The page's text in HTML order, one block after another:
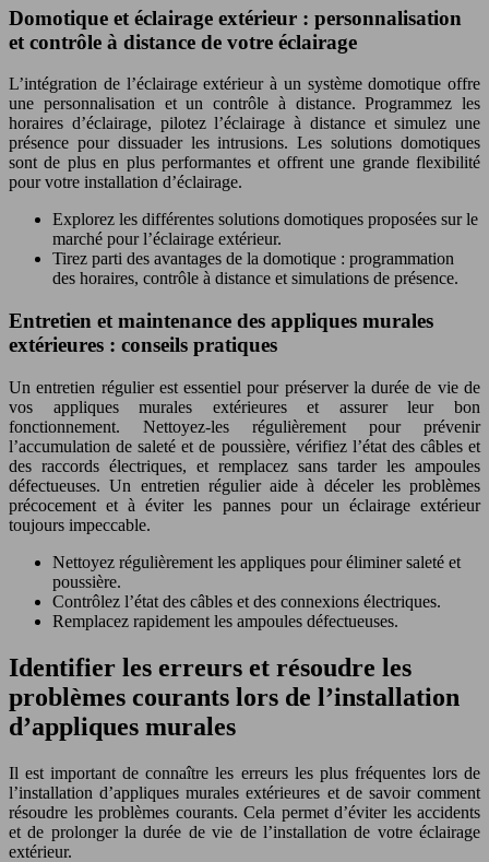
Domotique et éclairage extérieur : personnalisation
et contrôle à distance de votre éclairage
L’intégration de l’éclairage extérieur à un système domotique offre
une personnalisation et un contrôle à distance. Programmez les
horaires d’éclairage, pilotez l’éclairage à distance et simulez une
présence pour dissuader les intrusions. Les solutions domotiques
sont de plus en plus performantes et offrent une grande flexibilité
pour votre installation d’éclairage.
Explorez les différentes solutions domotiques proposées sur le
marché pour l’éclairage extérieur.
Tirez parti des avantages de la domotique : programmation
des horaires, contrôle à distance et simulations de présence.
Entretien et maintenance des appliques murales
extérieures : conseils pratiques
Un entretien régulier est essentiel pour préserver la durée de vie de
vos appliques murales extérieures et assurer leur bon
fonctionnement. Nettoyez-les régulièrement pour prévenir
l’accumulation de saleté et de poussière, vérifiez l’état des câbles et
des raccords électriques, et remplacez sans tarder les ampoules
défectueuses. Un entretien régulier aide à déceler les problèmes
précocement et à éviter les pannes pour un éclairage extérieur
toujours impeccable.
Nettoyez régulièrement les appliques pour éliminer saleté et
poussière.
Contrôlez l’état des câbles et des connexions électriques.
Remplacez rapidement les ampoules défectueuses.
Identifier les erreurs et résoudre les
problèmes courants lors de l’installation
d’appliques murales
Il est important de connaître les erreurs les plus fréquentes lors de
l’installation d’appliques murales extérieures et de savoir comment
résoudre les problèmes courants. Cela permet d’éviter les accidents
et de prolonger la durée de vie de l’installation de votre éclairage
extérieur.